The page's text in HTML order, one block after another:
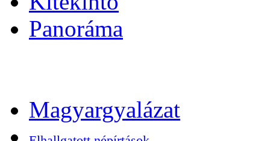
Panoráma
Magyargyalázat